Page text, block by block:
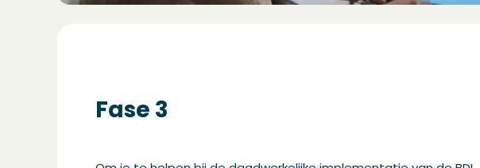
Fase 3